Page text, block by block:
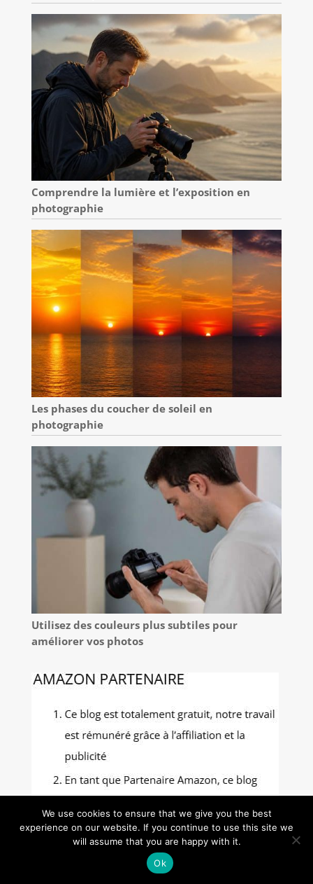
Comprendre la lumière et l’exposition en
photographie
Les phases du coucher de soleil en
photographie
Utilisez des couleurs plus subtiles pour
améliorer vos photos
We use cookies to ensure that we give you the best
experience on our website. If you continue to use this site we
will assume that you are happy with it.
Ok